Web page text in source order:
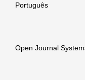
Português
Open Journal